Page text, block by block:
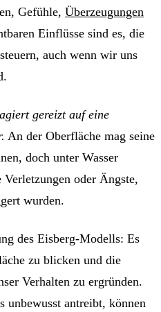
Gefühle, Überzeugungen
Einflüsse sind es, die
auch wenn wir uns
gereizt auf eine
An der Oberfläche mag seine
doch unter Wasser
oder Ängste,
wurden.
des Eisberg-Modells: Es
zu blicken und die
Verhalten zu ergründen.
unbewusst antreibt, können